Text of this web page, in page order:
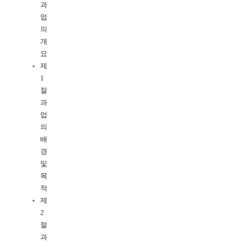
과
업
의
개
요
제
1
절
과
업
의
배
경
및
목
적
제
2
절
과